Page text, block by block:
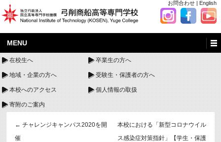
お問合わせ | English
MENU
在校生へ 卒業生の方へ
地域・企業の方へ 受験生・保護者の方へ
本校へのアクセス 個人情報の取扱
寄附のご案内
← チャレンジキャンパス2020を開
催
本校における「新型コロナウイル
ス感染症対策指針」【学生・保護